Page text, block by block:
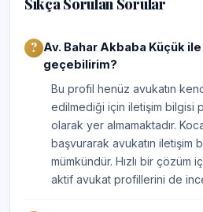
Sıkça Sorulan Sorular
Av. Bahar Akbaba Küçük
geçebilirim?
Bu profil henüz avukatın
edilmediği için iletişim bilgisi
olarak yer almamaktadır.
başvurarak avukatın iletişim
mümkündür. Hızlı bir çözüm
aktif avukat profillerini de